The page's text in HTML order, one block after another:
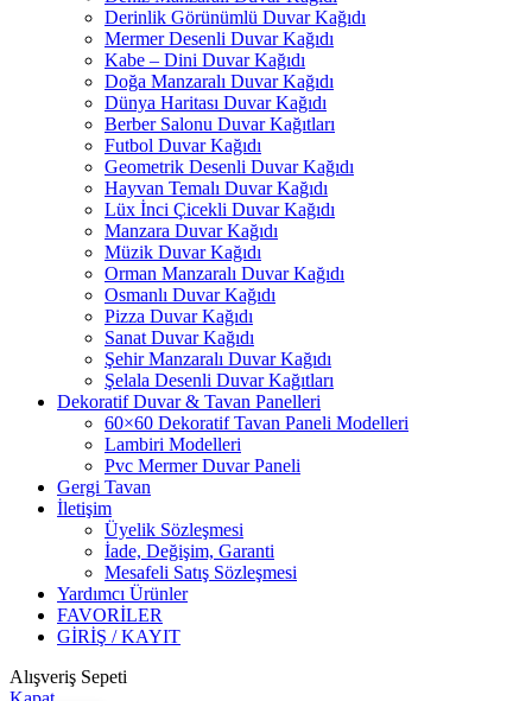
Derinlik Görünümlü Duvar Kağıdı
Mermer Desenli Duvar Kağıdı
Kabe – Dini Duvar Kağıdı
Doğa Manzaralı Duvar Kağıdı
Dünya Haritası Duvar Kağıdı
Berber Salonu Duvar Kağıtları
Futbol Duvar Kağıdı
Geometrik Desenli Duvar Kağıdı
Hayvan Temalı Duvar Kağıdı
Lüx İnci Çicekli Duvar Kağıdı
Manzara Duvar Kağıdı
Müzik Duvar Kağıdı
Orman Manzaralı Duvar Kağıdı
Osmanlı Duvar Kağıdı
Pizza Duvar Kağıdı
Sanat Duvar Kağıdı
Şehir Manzaralı Duvar Kağıdı
Şelala Desenli Duvar Kağıtları
Dekoratif Duvar & Tavan Panelleri
60×60 Dekoratif Tavan Paneli Modelleri
Lambiri Modelleri
Pvc Mermer Duvar Paneli
Gergi Tavan
İletişim
Üyelik Sözleşmesi
İade, Değişim, Garanti
Mesafeli Satış Sözleşmesi
Yardımcı Ürünler
FAVORİLER
GİRİŞ / KAYIT
Alışveriş Sepeti